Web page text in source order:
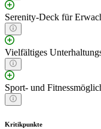
Serenity-Deck für
Vielfältiges
Sport- und
Kritikpunkte